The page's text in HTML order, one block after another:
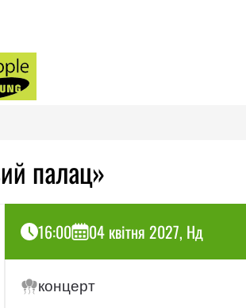
палац»
16:00 04 квітня 2027, Нд
концерт